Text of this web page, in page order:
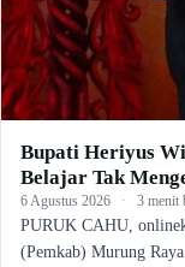
Bupati Heriyus
Belajar Tak
6 Agustus 2026 · 3 menit
PURUK CAHU,
(Pemkab) Murung